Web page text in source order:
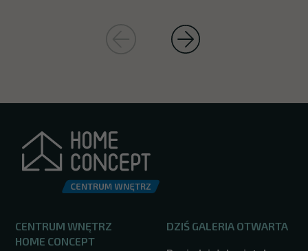
CENTRUM WNĘTRZ
HOME CONCEPT
DZIŚ GALERIA OTWARTA